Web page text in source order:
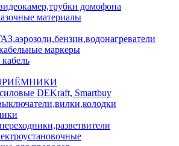
домофона
материалы
маркеры
DEKraft, Smartbuy